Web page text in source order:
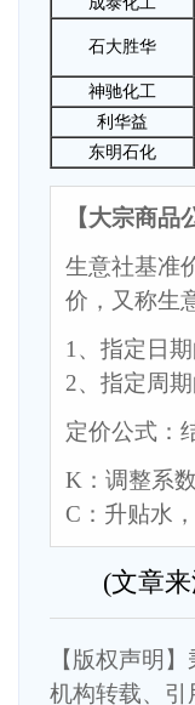
石大胜华
神驰化工
利华益
东明石化
【大宗商品
生意社基准
价，又称生
1、指定日
2、指定周
定价公式：
K：调整系
C：升贴水
(文章来
【版权声明
机构转载、